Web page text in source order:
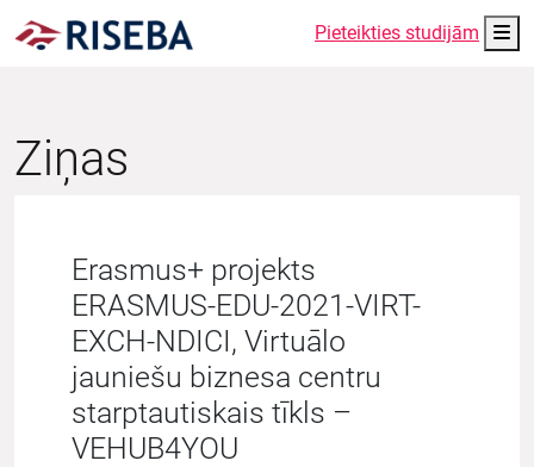
Pieteikties studijām
Ziņas
Erasmus+ projekts
ERASMUS-EDU-2021-VIRT-
EXCH-NDICI, Virtuālo
jauniešu biznesa centru
starptautiskais tīkls –
VEHUB4YOU